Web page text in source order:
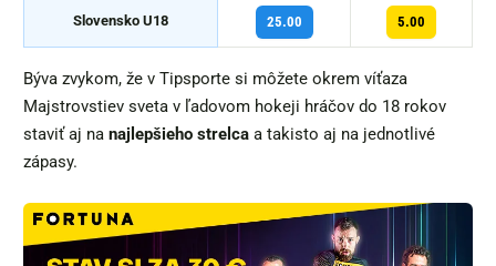
Slovensko U18 25.00 5.00
Býva zvykom, že v Tipsporte si môžete okrem víťaza
Majstrovstiev sveta v ľadovom hokeji hráčov do 18 rokov
staviť aj na najlepšieho strelca a takisto aj na jednotlivé
zápasy.